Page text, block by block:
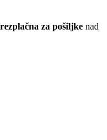
za pošiljke nad